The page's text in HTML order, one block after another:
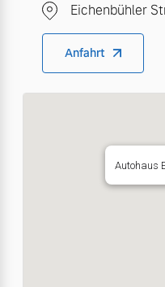
Eichenbühler
Anfahrt
Autohaus